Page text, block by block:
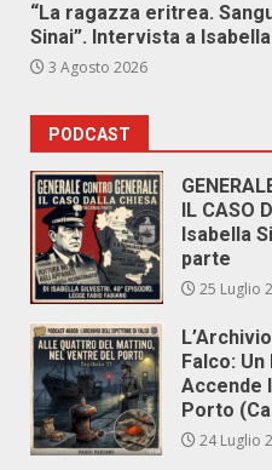
“La ragazza eritrea.
Sinai”. Intervista a
3 Agosto 2026
PODCAST
IL CASO
Isabella
parte
25 Luglio
Falco:
Accende
Porto
24 Luglio